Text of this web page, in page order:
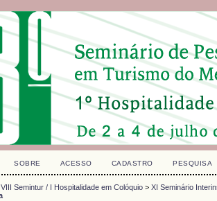
SOBRE ACESSO CADASTRO PESQUISA
VIII Semintur / I Hospitalidade em Colóquio > XI Seminário